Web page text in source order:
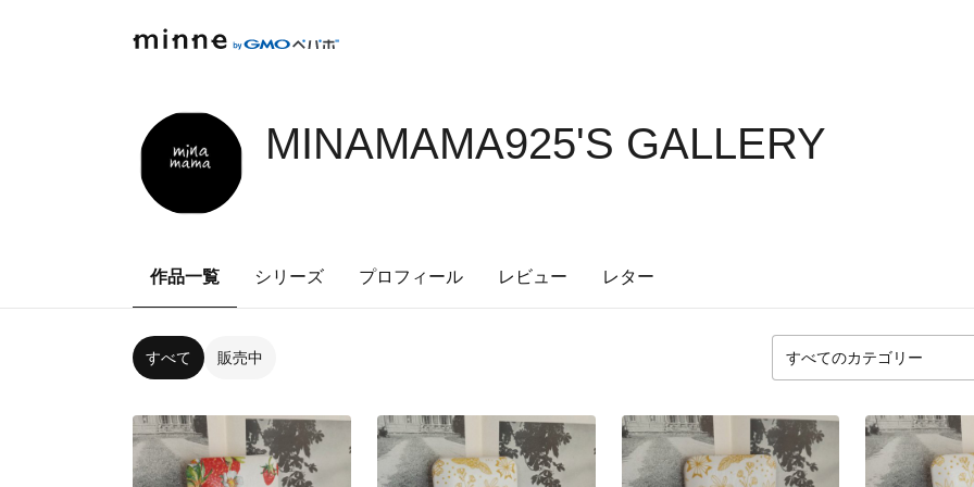
MINAMAMA925'S GALLERY
作品一覧 シリーズ プロフィール レビュー レター
すべて 販売中